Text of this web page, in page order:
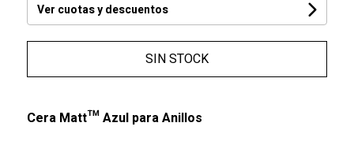
Ver cuotas y descuentos
SIN STOCK
Cera Matt™ Azul para Anillos